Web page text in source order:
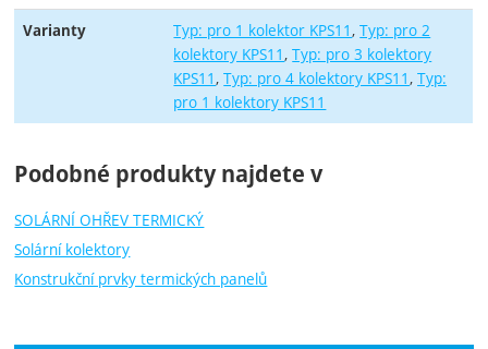
Varianty Typ: pro 1 kolektor KPS11 Typ: pro 2
kolektory KPS11 Typ: pro 3 kolektory
KPS11 Typ: pro 4 kolektory KPS11 Typ:
pro 1 kolektory KPS11
Podobné produkty najdete v
SOLÁRNÍ OHŘEV TERMICKÝ
Solární kolektory
Konstrukční prvky termických panelů